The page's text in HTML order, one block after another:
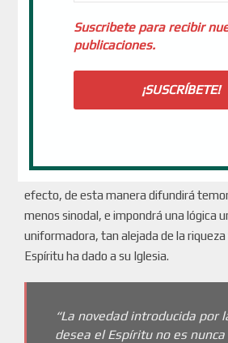
universalidad de nuestra misión.
La Iglesia, entendida con las
derecha e izquierda, progresista y
fragmenta, polariza, pervierte y
en un Cuerpo en conflicto, con
efecto, de esta manera difundirá
menos sinodal, e impondrá una lógica
uniformadora, tan alejada de la riqueza
Espíritu ha dado a su Iglesia.
“La novedad introducida por
desea el Espíritu no es
Suscribete para recibir
publicaciones.